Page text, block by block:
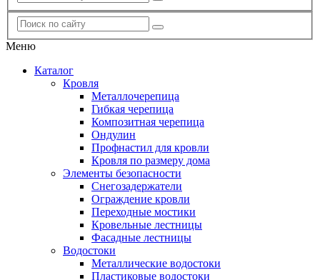
Меню
Каталог
Кровля
Металлочерепица
Гибкая черепица
Композитная черепица
Ондулин
Профнастил для кровли
Кровля по размеру дома
Элементы безопасности
Снегозадержатели
Ограждение кровли
Переходные мостики
Кровельные лестницы
Фасадные лестницы
Водостоки
Металлические водостоки
Пластиковые водостоки